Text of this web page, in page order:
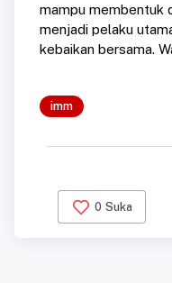
mampu membentuk
menjadi pelaku
kebaikan bersama.
imm
0 Suka